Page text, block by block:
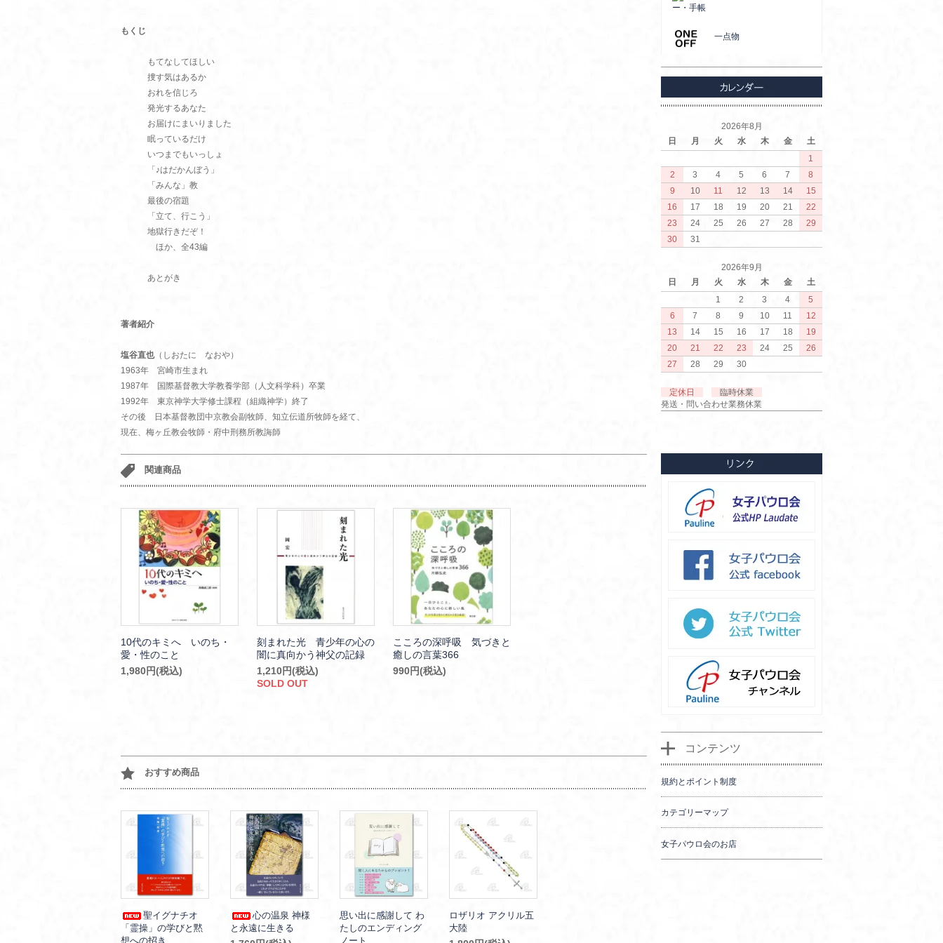
もくじ
もてなしてほしい
捜す気はあるか
おれを信じろ
発光するあなた
お届けにまいりました
眠っているだけ
いつまでもいっしょ
「♪はだかんぼう」
「みんな」教
最後の宿題
「立て、行こう」
地獄行きだぞ！
ほか、全43編
あとがき
著者紹介
塩谷直也（しおたに なおや）
1963年 宮崎市生まれ
1987年 国際基督教大学教養学部（人文科学科）卒業
1992年 東京神学大学修士課程（組織神学）終了
その後 日本基督教団中京教会副牧師、知立伝道所牧師を経て、
現在、梅ヶ丘教会牧師・府中刑務所教誨師
関連商品
10代のキミへ いのち・
愛・性のこと
1,980円(税込)
刻まれた光 青少年の心の
闇に真向かう神父の記録
1,210円(税込)
SOLD OUT
こころの深呼吸 気づきと
癒しの言葉366
990円(税込)
おすすめ商品
聖イグナチオ
「霊操」の学びと黙
想への招き
心の温泉 神様
と永遠に生きる
思い出に感謝して わ
たしのエンディング
ノート
ロザリオ アクリル五
大陸
ー・手帳
一点物
2026年8月
日
月 火 水 木 金
土
1
2
3 4 5 6 7
8
9
10 11 12 13 14
15
16
17 18 19 20 21
22
23
24 25 26 27 28
29
30
31
2026年9月
日
月 火 水 木 金
土
1
2 3 4
5
6
7 8 9 10 11
12
13
14 15 16 17 18
19
20
21 22 23 24 25
26
27
28 29 30
定休日
臨時休業
発送・問い合わせ業務休業
コンテンツ
規約とポイント制度
カテゴリーマップ
女子パウロ会のお店